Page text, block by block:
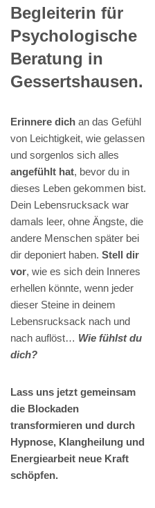
Begleiterin für
Psychologische
Beratung in
Gessertshausen.
Erinnere dich an das Gefühl
von Leichtigkeit, wie gelassen
und sorgenlos sich alles
angefühlt hat, bevor du in
dieses Leben gekommen bist.
Dein Lebensrucksack war
damals leer, ohne Ängste, die
andere Menschen später bei
dir deponiert haben. Stell dir
vor, wie es sich dein Inneres
erhellen könnte, wenn jeder
dieser Steine in deinem
Lebensrucksack nach und
nach auflöst… Wie fühlst du
dich?
Lass uns jetzt gemeinsam
die Blockaden
transformieren und durch
Hypnose, Klangheilung und
Energiearbeit neue Kraft
schöpfen.